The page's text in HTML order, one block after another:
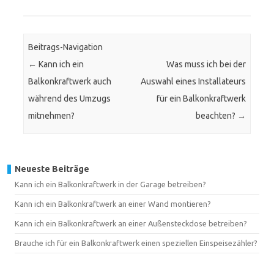
Beitrags-Navigation
← Kann ich ein
Balkonkraftwerk auch
während des Umzugs
mitnehmen?
Was muss ich bei der
Auswahl eines Installateurs
für ein Balkonkraftwerk
beachten? →
Neueste Beiträge
Kann ich ein Balkonkraftwerk in der Garage betreiben?
Kann ich ein Balkonkraftwerk an einer Wand montieren?
Kann ich ein Balkonkraftwerk an einer Außensteckdose betreiben?
Brauche ich für ein Balkonkraftwerk einen speziellen Einspeisezähler?